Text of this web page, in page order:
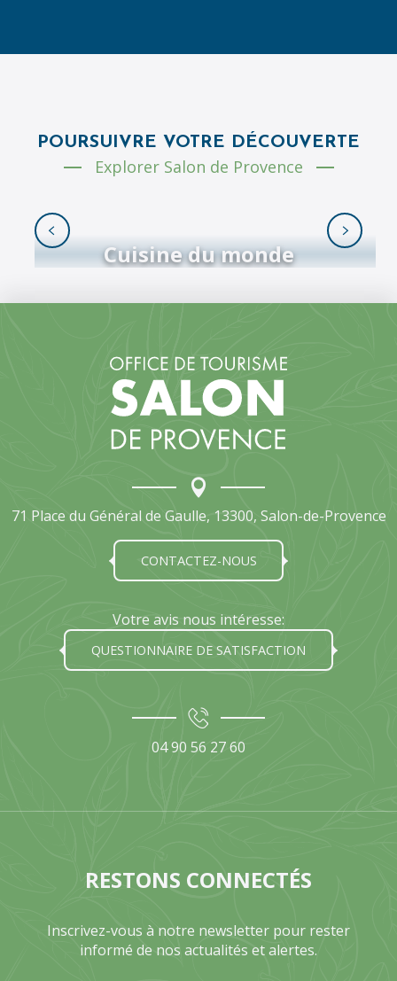
POURSUIVRE VOTRE DÉCOUVERTE
Explorer Salon de Provence
Cuisine du monde
71 Place du Général de Gaulle, 13300, Salon-de-Provence
CONTACTEZ-NOUS
Votre avis nous intéresse:
QUESTIONNAIRE DE SATISFACTION
04 90 56 27 60
RESTONS CONNECTÉS
Inscrivez-vous à notre newsletter pour rester
informé de nos actualités et alertes.